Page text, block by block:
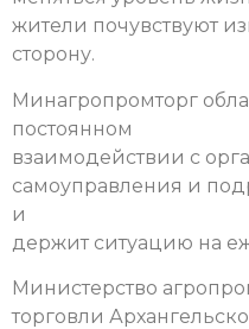
жители почувствуют
сторону.
Минагропромторг
постоянном
взаимодействии с
самоуправления и
и
держит ситуацию на
Министерство
торговли